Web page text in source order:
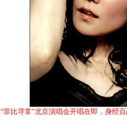
“菲比寻常”北京演唱会开唱在即，身经